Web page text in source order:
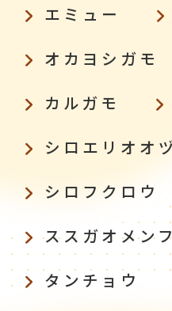
エミュー
オカヨシガモ
カルガモ
シロエリオオ
シロフクロウ
ススガオメン
タンチョウ